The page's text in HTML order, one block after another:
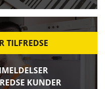
TILFREDSE
KUNDER